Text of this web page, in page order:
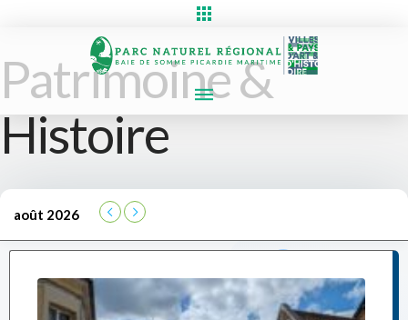
Patrimoine &
Histoire
août 2026